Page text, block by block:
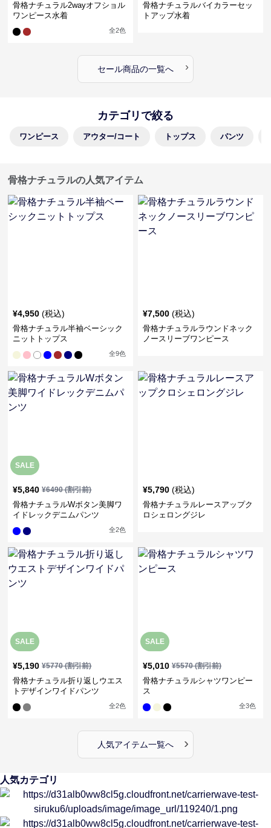
骨格ナチュラル2wayオフショル
ワンピース水着
全2色
骨格ナチュラルバイカラーセッ
トアップ水着
セール商品の一覧へ ›
カテゴリで絞る
ワンピース アウター/コート トップス パンツ
骨格ナチュラルの人気アイテム
¥4,950 (税込)
骨格ナチュラル半袖ベーシック
ニットトップス
全9色
¥7,500 (税込)
骨格ナチュラルラウンドネック
ノースリーブワンピース
SALE
¥5,840 ¥6490(割引前)
骨格ナチュラルWボタン美脚ワ
イドレックデニムパンツ
全2色
¥5,790 (税込)
骨格ナチュラルレースアップク
ロシェロングジレ
SALE
¥5,190 ¥5770(割引前)
骨格ナチュラル折り返しウエス
トデザインワイドパンツ
全2色
SALE
¥5,010 ¥5570(割引前)
骨格ナチュラルシャツワンピー
ス
全3色
人気アイテム一覧へ ›
人気カテゴリ